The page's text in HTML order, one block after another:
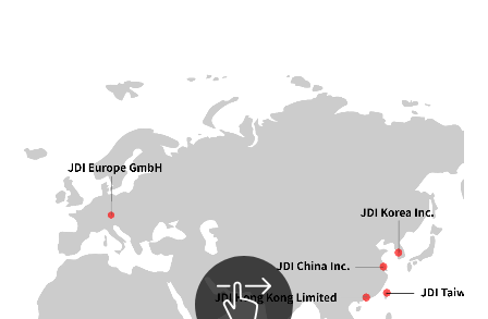
お問い合わせ
BEYOND DISPLAY